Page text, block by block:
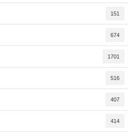
151
674
1701
516
407
414